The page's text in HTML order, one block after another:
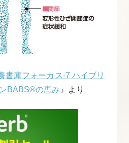
書庫フォーカス-7 ハイブリ
BABS®の恵み 』より